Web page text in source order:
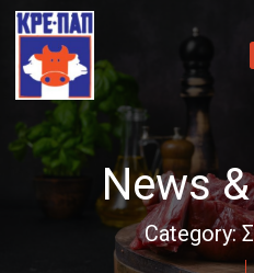
News
Category: